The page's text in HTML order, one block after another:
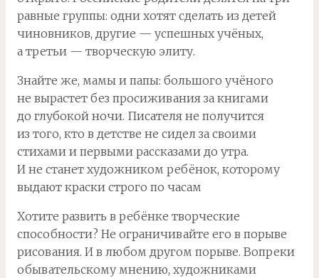
равные группы: одни хотят сделать из детей
чиновников, другие — успешных учёных,
а третьи — творческую элиту.
Знайте же, мамы и папы: большого учёного
не вырастет без просиживания за книгами
до глубокой ночи. Писателя не получится
из того, кто в детстве не сидел за своими
стихами и первыми рассказами до утра.
И не станет художником ребёнок, которому
выдают краски строго по часам
Хотите развить в ребёнке творческие
способности? Не ограничивайте его в порыве
рисования. И в любом другом порыве. Вопреки
обывательскому мнению, художниками